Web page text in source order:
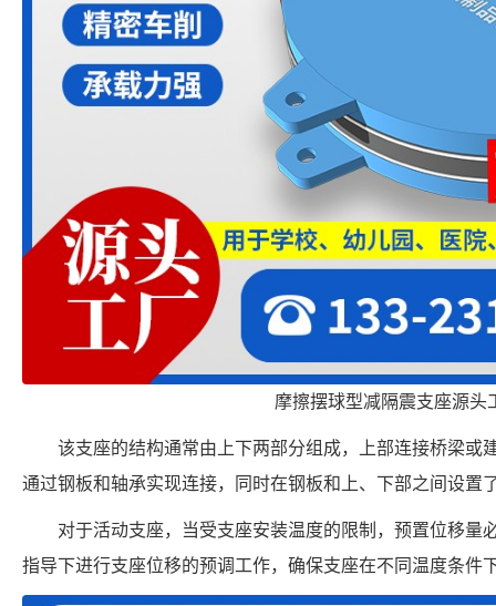
摩擦摆球型减隔震支座源头
该支座的结构通常由上下两部分组成，上部连接桥梁或
通过钢板和轴承实现连接，同时在钢板和上、下部之间设置
对于活动支座，当受支座安装温度的限制，预置位移量
指导下进行支座位移的预调工作，确保支座在不同温度条件